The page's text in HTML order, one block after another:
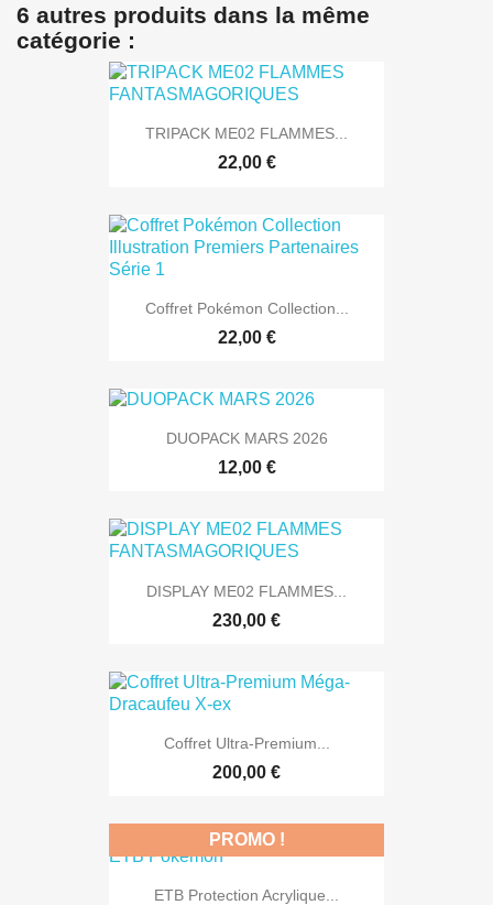
6 autres produits dans la même
catégorie :
TRIPACK ME02 FLAMMES...
22,00 €
Coffret Pokémon Collection...
22,00 €
DUOPACK MARS 2026
12,00 €
DISPLAY ME02 FLAMMES...
230,00 €
Coffret Ultra-Premium...
200,00 €
ETB Protection Acrylique...
PROMO !